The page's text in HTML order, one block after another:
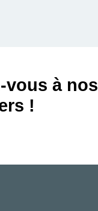
vous à nos
!